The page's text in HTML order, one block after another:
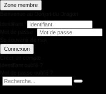
Zone membre
Connexion